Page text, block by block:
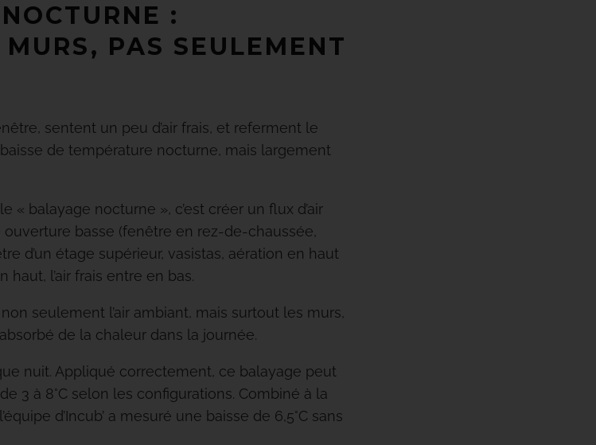
:
PAS SEULEMENT
sentent un peu d’air frais, et referment le
de température nocturne, mais largement
« balayage nocturne », c’est créer un flux d’air
basse (fenêtre en rez-de-chaussée,
d’un étage supérieur, vasistas, aération en haut
haut, l’air frais entre en bas.
seulement l’air ambiant, mais surtout les murs,
de la chaleur dans la journée.
nuit. Appliqué correctement, ce balayage peut
3 à 8°C selon les configurations. Combiné à la
d’Incub’ a mesuré une baisse de 6,5°C sans